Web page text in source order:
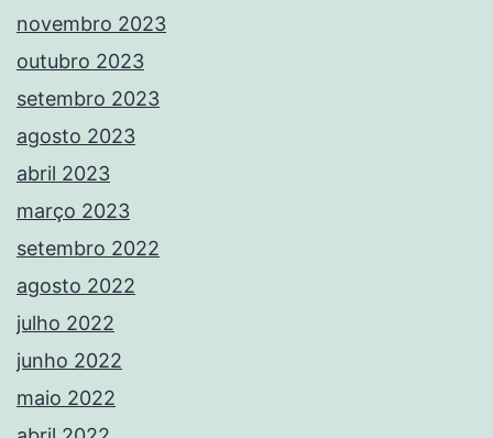
novembro 2023
outubro 2023
setembro 2023
agosto 2023
abril 2023
março 2023
setembro 2022
agosto 2022
julho 2022
junho 2022
maio 2022